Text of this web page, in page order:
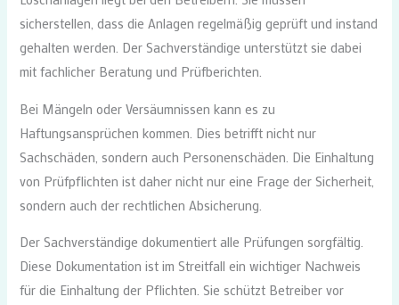
sicherstellen, dass die Anlagen regelmäßig geprüft und instand
gehalten werden. Der Sachverständige unterstützt sie dabei
mit fachlicher Beratung und Prüfberichten.
Bei Mängeln oder Versäumnissen kann es zu
Haftungsansprüchen kommen. Dies betrifft nicht nur
Sachschäden, sondern auch Personenschäden. Die Einhaltung
von Prüfpflichten ist daher nicht nur eine Frage der Sicherheit,
sondern auch der rechtlichen Absicherung.
Der Sachverständige dokumentiert alle Prüfungen sorgfältig.
Diese Dokumentation ist im Streitfall ein wichtiger Nachweis
für die Einhaltung der Pflichten. Sie schützt Betreiber vor